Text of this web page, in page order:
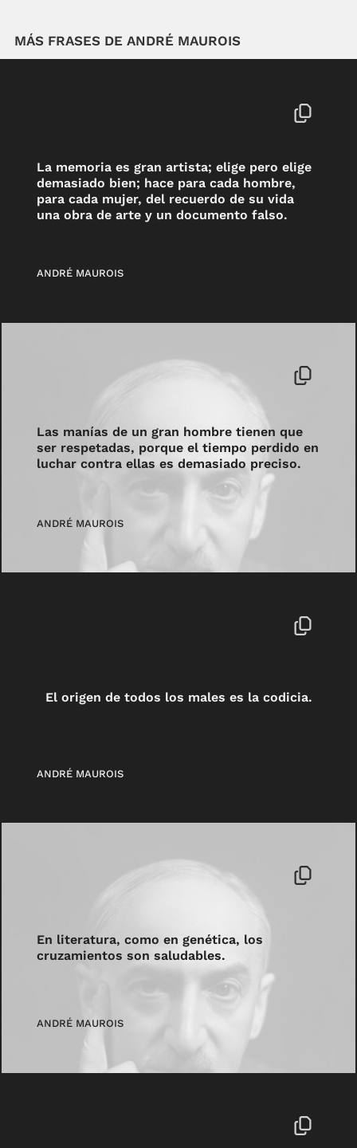
MÁS FRASES DE ANDRÉ MAUROIS
La memoria es gran artista; elige pero elige
demasiado bien; hace para cada hombre,
para cada mujer, del recuerdo de su vida
una obra de arte y un documento falso.
ANDRÉ MAUROIS
Las manías de un gran hombre tienen que
ser respetadas, porque el tiempo perdido en
luchar contra ellas es demasiado preciso.
ANDRÉ MAUROIS
El origen de todos los males es la codicia.
ANDRÉ MAUROIS
En literatura, como en genética, los
cruzamientos son saludables.
ANDRÉ MAUROIS